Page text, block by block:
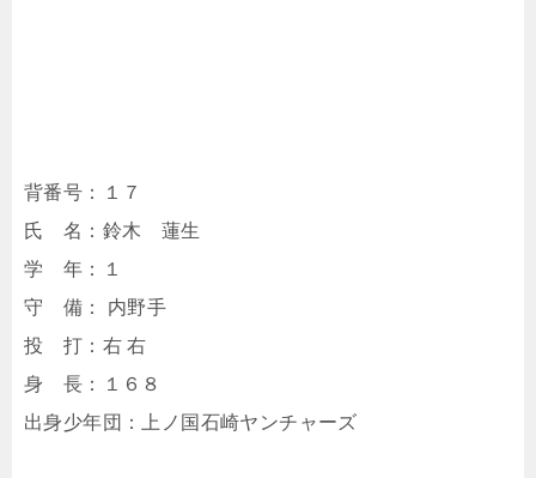
背番号：１７
氏 名：鈴木 蓮生
学 年：１
守 備： 内野手
投 打：右 右
身 長：１６８
出身少年団：上ノ国石崎ヤンチャーズ